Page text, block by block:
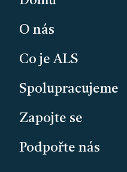
O nás
Co je ALS
Spolupracujeme
Zapojte se
Podpořte nás